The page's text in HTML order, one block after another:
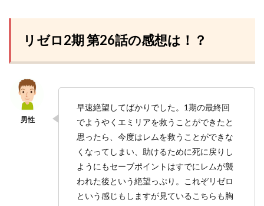
リゼロ2期 第26話の感想は！？
早速絶望してばかりでした。1期の最終回
でようやくエミリアを救うことができたと
思ったら、今度はレムを救うことができな
くなってしまい、助けるために死に戻りし
ようにもセーブポイントはすでにレムが襲
われた後という絶望っぷり。これぞリゼロ
という感じもしますが見ているこちらも胸